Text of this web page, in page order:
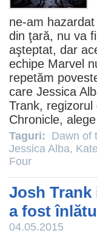
ne-am
din ţară, nu va
aşteptat, dar
echipe Marvel
repetăm
care Jessica
Trank, regizorul
Chronicle,
Taguri: Dawn of
Jessica Alba,
Four
Josh Trank
a fost
04.05.2015